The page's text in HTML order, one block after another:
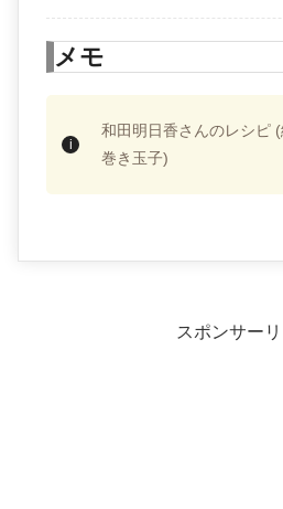
メモ
和田明日香さんのレシピ
巻き玉子)
スポンサー